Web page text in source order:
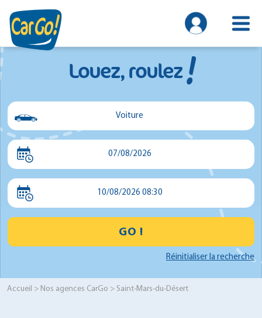
Louez, roulez!
Voiture
Voiture
07/08/2026
10/08/2026 08:30
GO !
Réinitialiser la recherche
Accueil > Nos agences CarGo > Saint-Mars-du-Désert